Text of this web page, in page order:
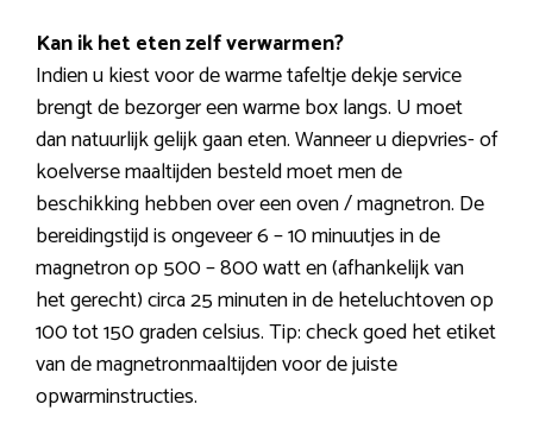
Kan ik het eten zelf verwarmen?
Indien u kiest voor de warme tafeltje dekje service
brengt de bezorger een warme box langs. U moet
dan natuurlijk gelijk gaan eten. Wanneer u diepvries- of
koelverse maaltijden besteld moet men de
beschikking hebben over een oven / magnetron. De
bereidingstijd is ongeveer 6 – 10 minuutjes in de
magnetron op 500 – 800 watt en (afhankelijk van
het gerecht) circa 25 minuten in de heteluchtoven op
100 tot 150 graden celsius. Tip: check goed het etiket
van de magnetronmaaltijden voor de juiste
opwarminstructies.